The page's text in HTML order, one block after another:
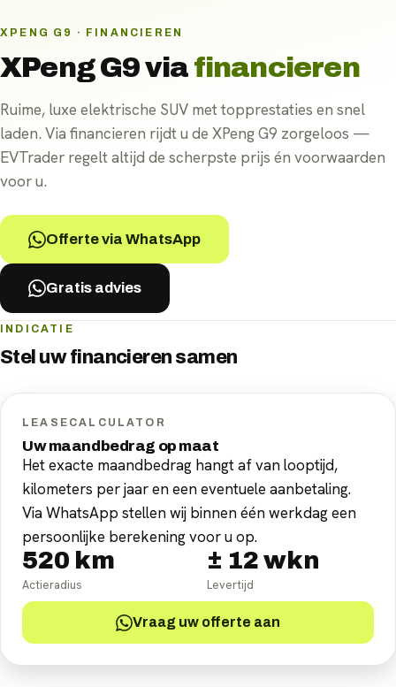
XPENG G9 · FINANCIEREN
XPeng G9via financieren
Ruime, luxe elektrische SUV met topprestaties en snel
laden. Via financieren rijdt u de XPeng G9 zorgeloos —
EVTrader regelt altijd de scherpste prijs én voorwaarden
voor u.
Offerte via WhatsApp
Gratis advies
INDICATIE
Stel uwfinancieren samen
LEASECALCULATOR
Uw maandbedrag op maat
Het exacte maandbedrag hangt af van looptijd,
kilometers per jaar en een eventuele aanbetaling.
Via WhatsApp stellen wij binnen één werkdag een
persoonlijke berekening voor u op.
520 km
Actieradius
± 12 wkn
Levertijd
Vraag uw offerte aan